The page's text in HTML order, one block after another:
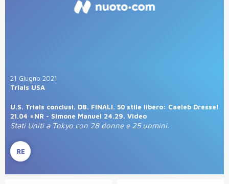
21 Giugno 2021
Trials USA
U.S. Trials conclusi. D8. FINALI. 50 stile libero: Caeleb Dressel
21.04 =NR - Simone Manuel 24.29. Video
Stati Uniti a Tokyo con 28 donne e 25 uomini.
RE